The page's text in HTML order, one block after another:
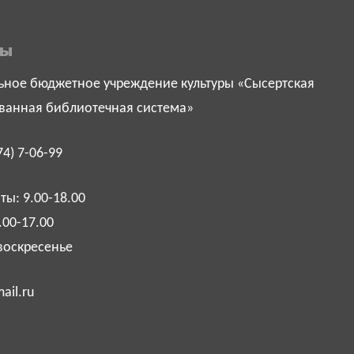
бюджетное учреждение культуры «Сысертская
библиотечная система»
7-06-99
9.00-18.00
17.00